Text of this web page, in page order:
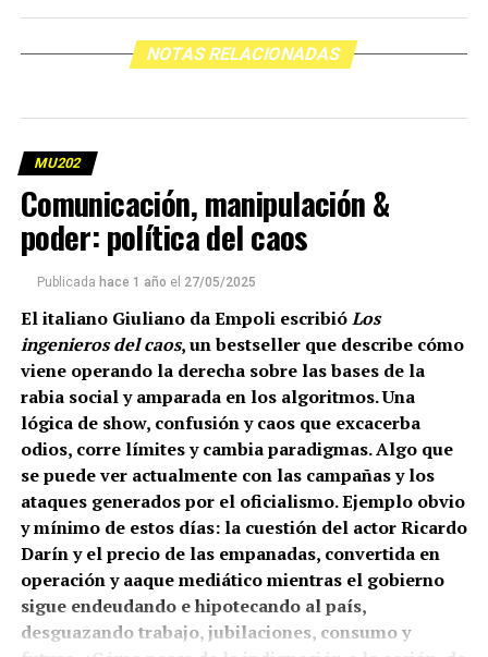
NOTAS RELACIONADAS
MU202
Comunicación, manipulación &
poder: política del caos
Publicada hace 1 año el 27/05/2025
El italiano Giuliano da Empoli escribióLos
ingenieros del caos, un bestseller que describe cómo
viene operando la derecha sobre las bases de la
rabia social y amparada en los algoritmos. Una
lógica de show, confusión y caos que excacerba
odios, corre límites y cambia paradigmas. Algo que
se puede ver actualmente con las campañas y los
ataques generados por el oficialismo. Ejemplo obvio
y mínimo de estos días: la cuestión del actor Ricardo
Darín y el precio de las empanadas, convertida en
operación y aaque mediático mientras el gobierno
sigue endeudando e hipotecando al país,
desguazando trabajo, jubilaciones, consumo y